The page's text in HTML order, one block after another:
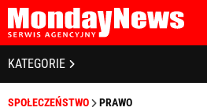
STRONA GŁÓWNA
O NAS
POLITYKA PRYWATNOŚCI
REGULAMIN
KATEGORIE
BIZNES I GOSPODARKA
BANKOWOŚĆ I FINANSE
SPOŁECZEŃSTWO
PRAWO